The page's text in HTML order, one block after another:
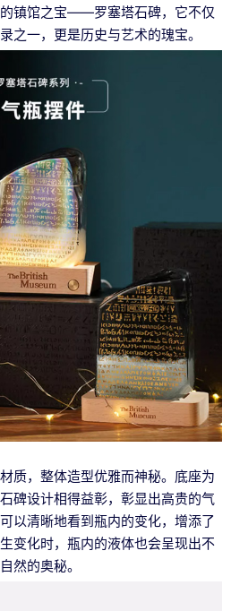
镇馆之宝——罗塞塔石碑，它不仅
之一，更是历史与艺术的瑰宝。
质，整体造型优雅而神秘。底座为
碑设计相得益彰，彰显出高贵的气
以清晰地看到瓶内的变化，增添了
变化时，瓶内的液体也会呈现出不
然的奥秘。